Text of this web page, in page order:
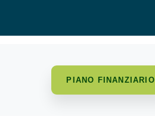
PIANO FINANZIARIO